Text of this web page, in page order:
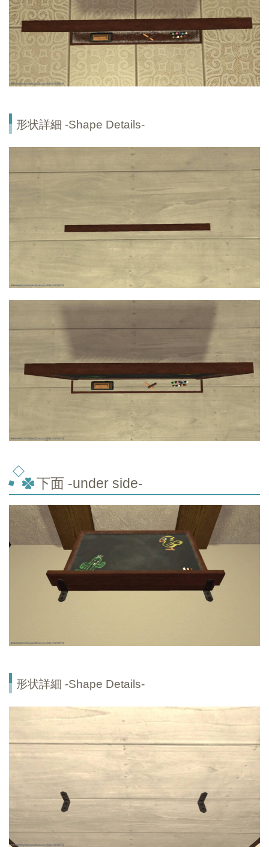
形状詳細 -Shape Details-
下面 -under side-
形状詳細 -Shape Details-